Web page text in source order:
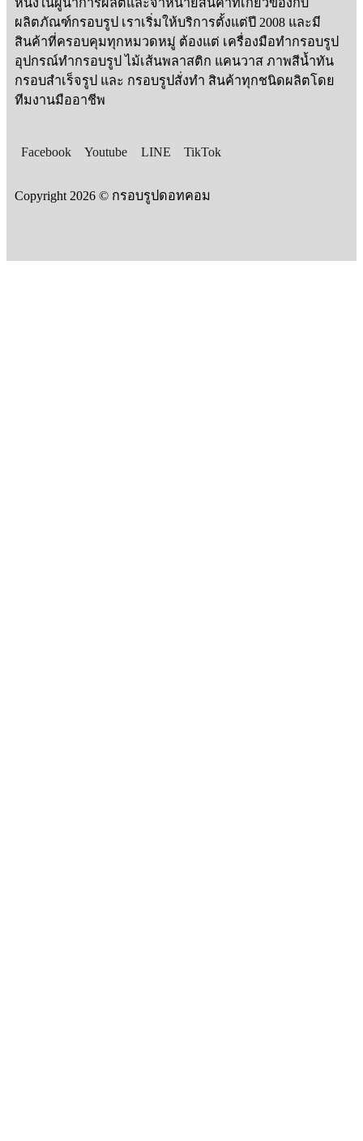
หนึ่งในผู้นำการผลิตและจำหน่ายสินค้าที่เกี่ยวข้องกับ
ผลิตภัณฑ์กรอบรูป เราเริ่มให้บริการตั้งแต่ปี 2008 และมี
สินค้าที่ครอบคุมทุกหมวดหมู่ ต้องแต่ เครื่องมือทำกรอบรูป
อุปกรณ์ทำกรอบรูป ไม้เส้นพลาสติก แคนวาส ภาพสีน้ำทัน
กรอบสำเร็จรูป และ กรอบรูปสั่งทำ สินค้าทุกชนิดผลิตโดย
ทีมงานมืออาชีพ
Facebook Youtube LINE TikTok
Copyright 2026 © กรอบรูปดอทคอม